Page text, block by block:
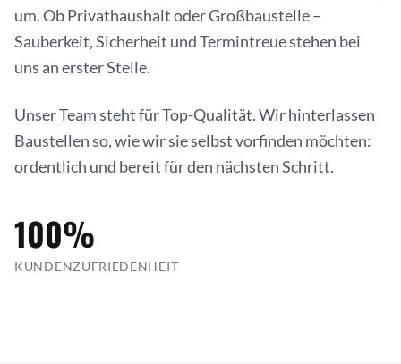
um. Ob Privathaushalt oder Großbaustelle –
Sauberkeit, Sicherheit und Termintreue stehen bei
uns an erster Stelle.
Unser Team steht für Top-Qualität. Wir hinterlassen
Baustellen so, wie wir sie selbst vorfinden möchten:
ordentlich und bereit für den nächsten Schritt.
100%
KUNDENZUFRIEDENHEIT